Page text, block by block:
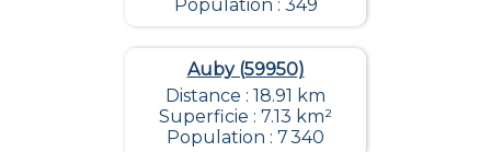
Population : 349
Auby (59950)
Distance : 18.91 km
Superficie : 7.13 km²
Population : 7 340